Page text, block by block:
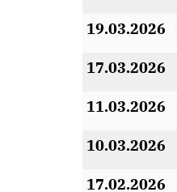
19.03.2026
17.03.2026
11.03.2026
10.03.2026
17.02.2026